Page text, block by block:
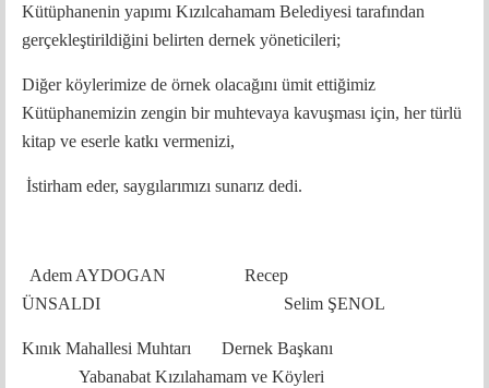
Kütüphanenin yapımı Kızılcahamam Belediyesi tarafından
gerçekleştirildiğini belirten dernek yöneticileri;
Diğer köylerimize de örnek olacağını ümit ettiğimiz
Kütüphanemizin zengin bir muhtevaya kavuşması için, her türlü
kitap ve eserle katkı vermenizi,
İstirham eder, saygılarımızı sunarız dedi.
Adem AYDOGAN Recep
ÜNSALDI Selim ŞENOL
Kınık Mahallesi Muhtarı Dernek Başkanı
Yabanabat Kızılahamam ve Köyleri